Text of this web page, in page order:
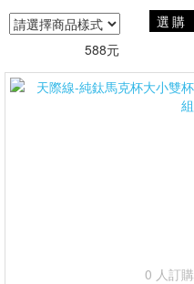
選購
588元
0 人訂購